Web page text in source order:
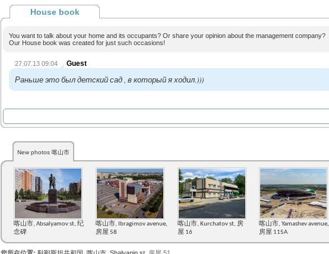
House book
You want to talk about your home and its occupants? Or share your opinion about the management company?
Our House book was created for just such occasions!
27.07.13 09:04 Guest
Раньше это был детский сад , в который я ходил.)))
New photos 喀山市
喀山市, Absalyamov st, 纪
念碑
喀山市, Ibragimov avenue,
房屋 58
喀山市, Kurchatov st, 房
屋 16
喀山市, Yamashev avenue,
房屋 115А